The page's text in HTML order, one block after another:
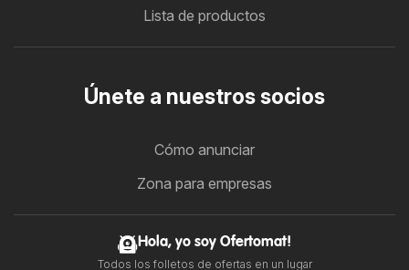
Lista de productos
Únete a nuestros socios
Cómo anunciar
Zona para empresas
Hola, yo soy Ofertomat!
Todos los folletos de ofertas en un lugar